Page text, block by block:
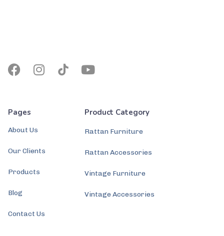
Pages
About Us
Our Clients
Products
Blog
Contact Us
Product Category
Rattan Furniture
Rattan Accessories
Vintage Furniture
Vintage Accessories